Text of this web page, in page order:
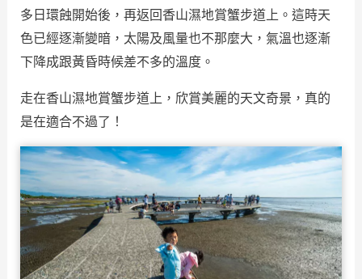
多日環蝕開始後，再返回香山濕地賞蟹步道上。這時天
色已經逐漸變暗，太陽及風量也不那麼大，氣溫也逐漸
下降成跟黃昏時候差不多的溫度。
走在香山濕地賞蟹步道上，欣賞美麗的天文奇景，真的
是在適合不過了！